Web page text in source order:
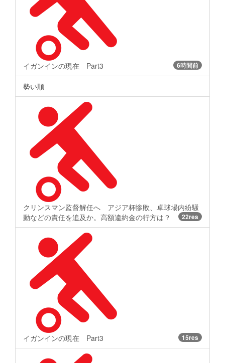
イガンインの現在 Part3 6時間前
勢い順
クリンスマン監督解任へ アジア杯惨敗、卓球場内紛騒
動などの責任を追及か。高額違約金の行方は？
22res
イガンインの現在 Part3 15res